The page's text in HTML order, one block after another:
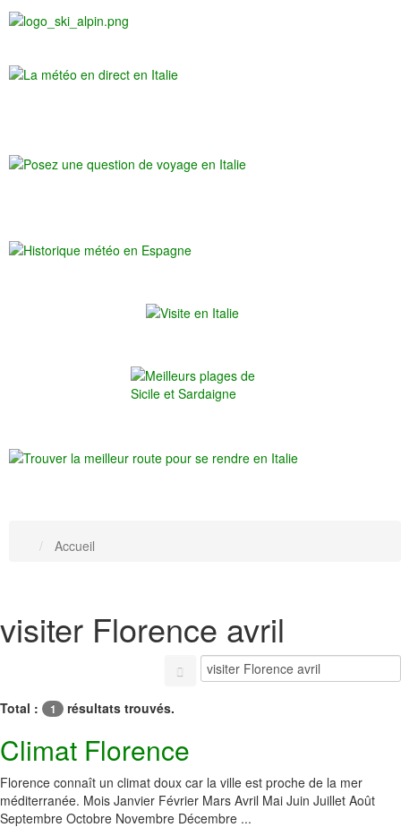
Accueil
visiter Florence avril
Total : 1 résultats trouvés.
Climat Florence
Florence connaît un climat doux car la ville est proche de la mer
méditerranée. Mois Janvier Février Mars Avril Mai Juin Juillet Août
Septembre Octobre Novembre Décembre ...